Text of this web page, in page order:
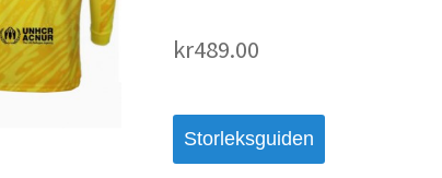
kr489.00
Storleksguiden